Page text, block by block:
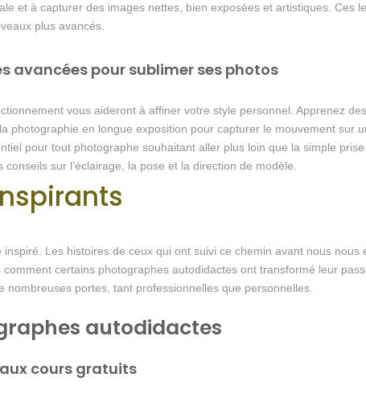
et à capturer des images nettes, bien exposées et artistiques. Ces
plus avancés.
avancées pour sublimer ses photos
vous aideront à affiner votre style personnel. Apprenez
photographie en longue exposition pour capturer le mouvement sur
pour tout photographe souhaitant aller plus loin que la simple
sur l’éclairage, la pose et la direction de modèle.
Les histoires de ceux qui ont suivi ce chemin avant nous
certains photographes autodidactes ont transformé leur
nombreuses portes, tant professionnelles que personnelles.
autodidactes
cours gratuits